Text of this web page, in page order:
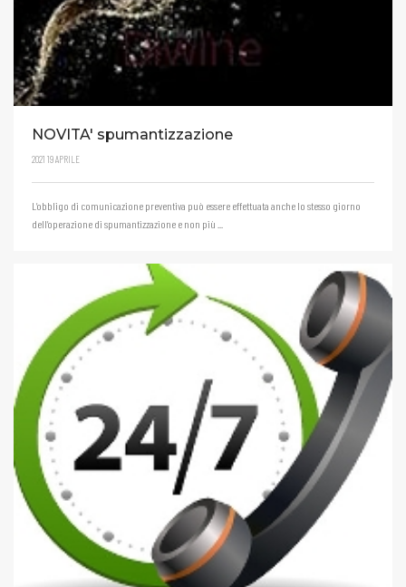
NOVITA' spumantizzazione
2021 19APRILE
L’obbligo di comunicazione preventiva può essere effettuata anche lo stesso giorno
dell’operazione di spumantizzazione e non più ...